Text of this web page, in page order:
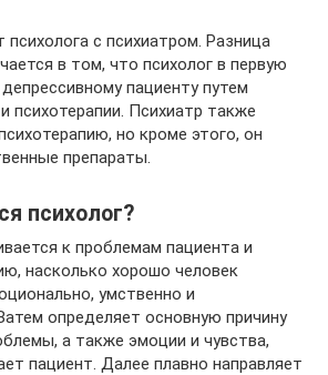
с психиатром. Разница
в том, что психолог в первую
пациенту путем
психотерапии. Психиатр также
но кроме этого, он
препараты.
психолог?
к проблемам пациента и
насколько хорошо человек
умственно и
определяет основную причину
а также эмоции и чувства,
пациент. Далее плавно направляет